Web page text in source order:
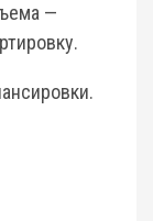
—